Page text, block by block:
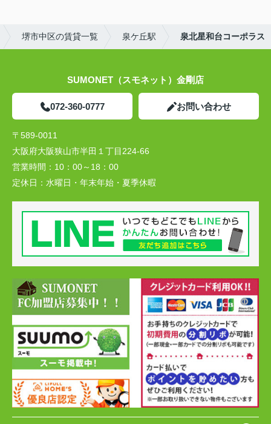
堺市中区の賃貸一覧 泉ケ丘駅 泉北星和台コーポラス
SUMONET（スモネット）金剛店
072-360-0777 お問い合わせ
〒589-0011
大阪府大阪狭山市半田１丁目224-66
営業時間： 10：00～18：00
定休日： 水曜日・年末年始・夏季休暇